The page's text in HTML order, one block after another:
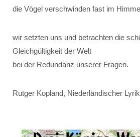
die Vögel verschwinden fast im
wir setzten uns und betrachten die
Gleichgültigkeit der Welt
bei der Redundanz unserer Fragen.
Rutger Kopland, Niederländischer